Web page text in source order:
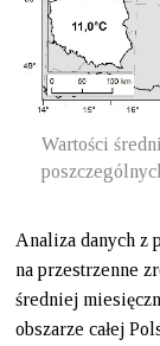
Wartości
Analiza danych z
na przestrzenne
średniej
obszarze całej